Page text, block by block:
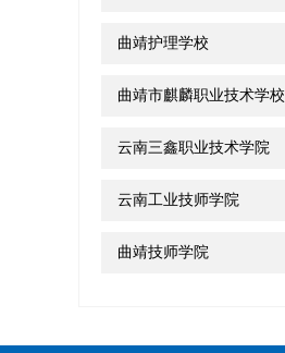
曲靖护理学校
曲靖市麒麟职业技术学校
云南三鑫职业技术学院
云南工业技师学院
曲靖技师学院